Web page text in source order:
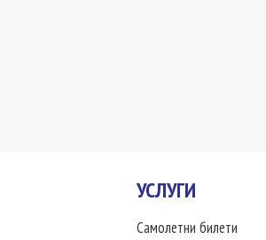
УСЛУГИ
Самолетни билети